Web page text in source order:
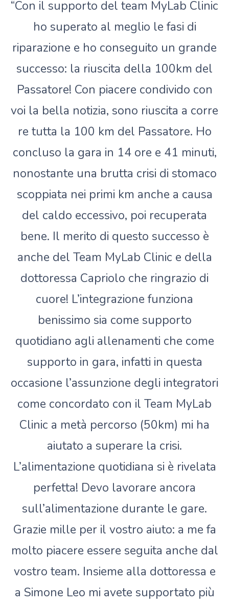
“Con il supporto del team MyLab Clinic
ho superato al meglio le fasi di
riparazione e ho conseguito un grande
successo: la riuscita della 100km del
Passatore! Con piacere condivido con
voi la bella notizia, sono riuscita a corre
re tutta la 100 km del Passatore. Ho
concluso la gara in 14 ore e 41 minuti,
nonostante una brutta crisi di stomaco
scoppiata nei primi km anche a causa
del caldo eccessivo, poi recuperata
bene. Il merito di questo successo è
anche del Team MyLab Clinic e della
dottoressa Capriolo che ringrazio di
cuore! L’integrazione funziona
benissimo sia come supporto
quotidiano agli allenamenti che come
supporto in gara, infatti in questa
occasione l’assunzione degli integratori
come concordato con il Team MyLab
Clinic a metà percorso (50km) mi ha
aiutato a superare la crisi.
L’alimentazione quotidiana si è rivelata
perfetta! Devo lavorare ancora
sull’alimentazione durante le gare.
Grazie mille per il vostro aiuto: a me fa
molto piacere essere seguita anche dal
vostro team. Insieme alla dottoressa e
a Simone Leo mi avete supportato più